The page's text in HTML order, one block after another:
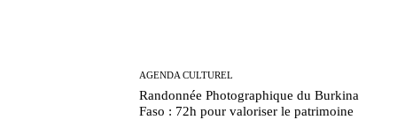
AGENDA CULTUREL
Randonnée Photographique du Burkina
Faso : 72h pour valoriser le patrimoine